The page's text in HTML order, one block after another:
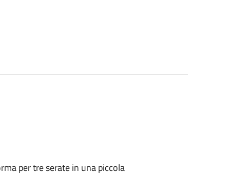
per tre serate in una piccola